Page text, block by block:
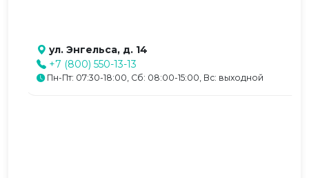
ул. Энгельса, д. 14
+7 (800) 550-13-13
Пн-Пт: 07:30-18:00, Сб: 08:00-15:00, Вс: выходной